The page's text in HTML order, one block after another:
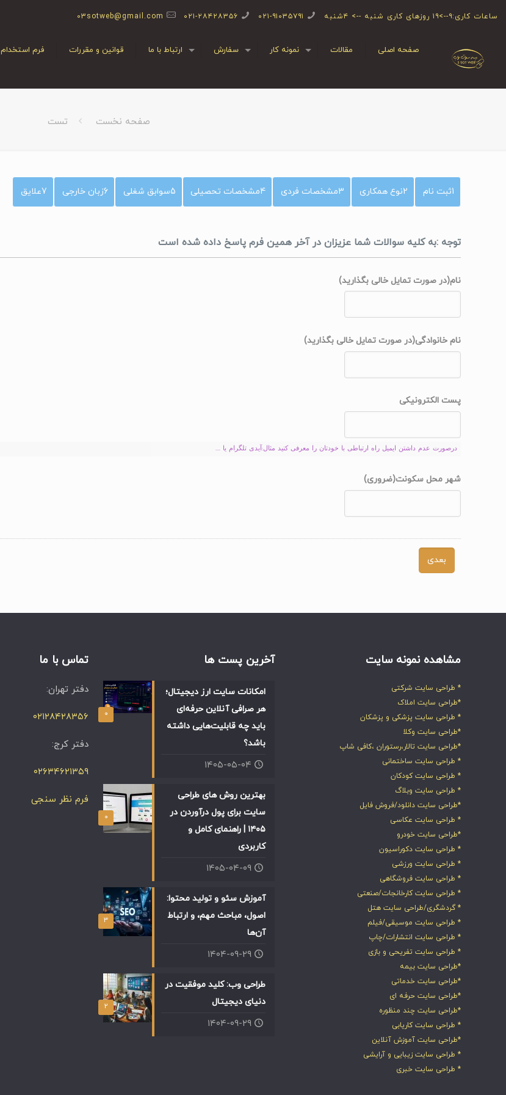
ساعات کاری:۹-->۱۹ روزهای کاری شنبه --> ۴شنبه ۰۲۱-۹۱۰۳۵۷۹۱ ۰۲۱-۲۸۴۲۸۳۵۶ 03sotweb@gmail.com
صفحه اصلی مقالات نمونه کار سفارش ارتباط با ما قوانین و مقررات فرم استخدام
صفحه نخست تست
1ثبت نام 2نوع همکاری 3مشخصات فردی 4مشخصات تحصیلی 5سوابق شغلی 6زبان خارجی 7علایق
توجه :به کلیه سوالات شما عزیزان در آخر همین فرم پاسخ داده شده است
نام(در صورت تمایل خالی بگذارید)
نام خانوادگی(در صورت تمایل خالی بگذارید)
پست الکترونیکی
درصورت عدم داشتن ایمیل راه ارتباطی با خودتان را معرفی کنید مثال:آیدی تلگرام یا ....
شهر محل سکونت(ضروری)
مشاهده نمونه سایت
* طراحی سایت شرکتی
*طراحی سایت املاک
* طراحی سایت پزشکی و پزشکان
*طراحی سایت وکلا
*طراحی سایت تالار،رستوران ،کافی شاپ
* طراحی سایت ساختمانی
* طراحی سایت کودکان
* طراحی سایت وبلاگ
*طراحی سایت دانلود/فروش فایل
* طراحی سایت عکاسی
*طراحی سایت خودرو
* طراحی سایت دکوراسیون
* طراحی سایت ورزشی
* طراحی سایت فروشگاهی
* طراحی سایت کارخانجات/صنعتی
* گردشگری/طراحی سایت هتل
* طراحی سایت موسیقی/فیلم
* طراحی سایت انتشارات/چاپ
* طراحی سایت تفریحی و بازی
*طراحی سایت بیمه
*طراحی سایت خدماتی
*طراحی سایت حرفه ای
*طراحی سایت چند منظوره
* طراحی سایت کاریابی
*طراحی سایت آموزش آنلاین
* طراحی سایت زیبایی و آرایشی
* طراحی سایت خبری
آخرین پست ها
۰
امکانات سایت ارز دیجیتال؛
هر صرافی آنلاین حرفه‌ای
باید چه قابلیت‌هایی داشته
باشد؟
۱۴۰۵-۰۵-۰۴
۰
بهترین روش های طراحی
سایت برای پول درآوردن در
۱۴۰۵ | راهنمای کامل و
کاربردی
۱۴۰۵-۰۴-۰۹
۳
آموزش سئو و تولید محتوا:
اصول، مباحث مهم، و ارتباط
آن‌ها
۱۴۰۴-۰۹-۲۹
۲
طراحی وب: کلید موفقیت در
دنیای دیجیتال
۱۴۰۴-۰۹-۲۹
تماس با ما
دفتر تهران:
۰۲۱۲۸۴۲۸۳۵۶
دفتر کرج:
۰۲۶۳۴۶۲۱۳۵۹
فرم نظر سنجی